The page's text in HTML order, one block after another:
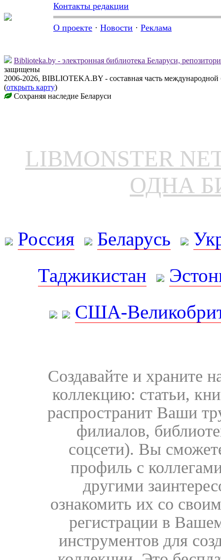
Контакты редакции
О проекте · Новости · Реклама
Biblioteka.by - электронная библиотека Беларуси,
защищены
2006-2026, BIBLIOTEKA.BY - составная часть
(открыть карту)
Сохраняя наследие Беларуси
LIBMONSTER
ОДНА
Россия Беларусь
Таджикистан
США-
Создавайте и храните
коллекцию: статьи,
распространит Ваши
филиалов,
соцсети). Вы
профиль с
другими
ознакомить их со
регистрации в
инструментов для